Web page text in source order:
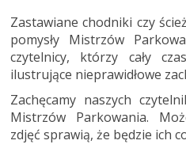
Zastawiane chodniki czy
pomysły Mistrzów
czytelnicy, którzy cały
ilustrujące nieprawidłowe
Zachęcamy naszych
Mistrzów Parkowania.
zdjęć sprawią, że będzie ich